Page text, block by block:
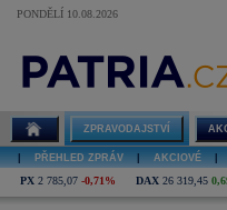
PONDĚLÍ 10.08.2026
ZPRAVODAJSTVÍ
PŘEHLED ZPRÁV AKCIOVÉ
PX 2 785,07 -0,71% DAX 26 319,45